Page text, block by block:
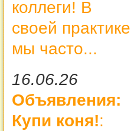
коллеги! В
своей практике
мы часто...
16.06.26
Объявления:
Купи коня!: